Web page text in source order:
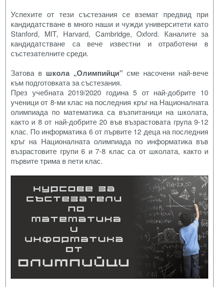
Успехите от тези състезания се вземат предвид при
кандидатстване в много наши и чужди университети като
Stanford, MIT, Harvard, Cambridge, Oxford. Каналите за
кандидатстване са вече известни и отработени в
състезателните среди.
Затова в школа „Олимпийци” сме насочени най-вече
към подготовката за състезания.
През учебната 2019/2020 година 5 от най-добрите 10
ученици от 8-ми клас на последния кръг на Националната
олимпиада по математика са възпитаници на школата,
както и 8 от най-добрите 20 във възрастовата група 9-12
клас. По информатика 6 от първите 12 деца на последния
кръг на Националната олимпиада по информатика във
възрастовите групи 6 и 7-8 клас са от школата, както и
първите трима в пети клас.